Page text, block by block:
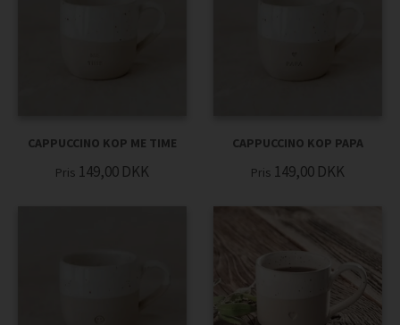
CAPPUCCINO KOP ME TIME
Pris 149,00 DKK
CAPPUCCINO KOP PAPA
Pris 149,00 DKK